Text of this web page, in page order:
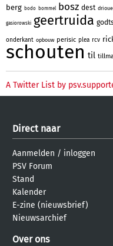
berg bodo bommel bosz dest
gasiorowski geertruida
onderkant opbouw perisic plea rcv
schouten til
A Twitter List by
Direct naar
Aanmelden / inloggen
PSV Forum
Stand
Kalender
E-zine (nieuwsbrief)
Nieuwsarchief
Over ons